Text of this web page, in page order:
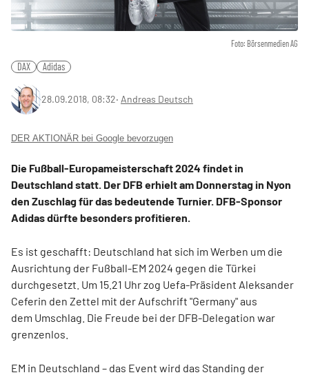
Foto: Börsenmedien AG
DAX Adidas
28.09.2018, 08:32‧ Andreas Deutsch
DER AKTIONÄR bei Google bevorzugen
Die Fußball-Europameisterschaft 2024 findet in
Deutschland statt. Der DFB erhielt am Donnerstag in Nyon
den Zuschlag für das bedeutende Turnier. DFB-Sponsor
Adidas dürfte besonders profitieren.
Es ist geschafft: Deutschland hat sich im Werben um die
Ausrichtung der Fußball-EM 2024 gegen die Türkei
durchgesetzt. Um 15.21 Uhr zog Uefa-Präsident Aleksander
Ceferin den Zettel mit der Aufschrift "Germany" aus
dem Umschlag. Die Freude bei der DFB-Delegation war
grenzenlos.
EM in Deutschland – das Event wird das Standing der